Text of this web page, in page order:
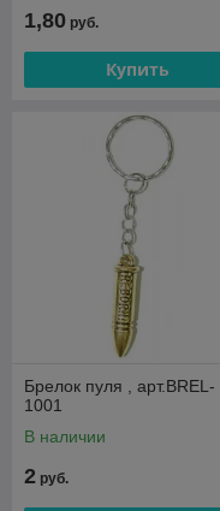
1,80 руб.
Купить
Брелок пуля , арт.BREL-
1001
В наличии
2 руб.